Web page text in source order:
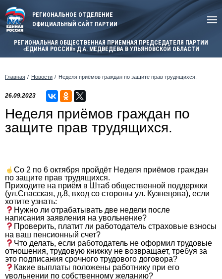
РЕГИОНАЛЬНОЕ ОТДЕЛЕНИЕ
ОФИЦИАЛЬНЫЙ САЙТ ПАРТИИ
РЕГИОНАЛЬНАЯ ОБЩЕСТВЕННАЯ ПРИЕМНАЯ ПРЕДСЕДАТЕЛЯ ПАРТИИ
«ЕДИНАЯ РОССИЯ» Д.А. МЕДВЕДЕВА В УЛЬЯНОВСКОЙ ОБЛАСТИ
Главная Новости Неделя приёмов граждан по защите прав трудящихся.
26.09.2023
Неделя приёмов граждан по
защите прав трудящихся.
Со 2 по 6 октября пройдёт Неделя приёмов граждан
по защите прав трудящихся.
Приходите на приём в Штаб общественной поддержки
(ул.Спасская, д.8, вход со стороны ул. Кузнецова), если
хотите узнать:
Нужно ли отрабатывать две недели после
написания заявления на увольнение?
Проверить, платит ли работодатель страховые взносы
на ваш пенсионный счет?
Что делать, если работодатель не оформил трудовые
отношения, трудовую книжку не возвращает, требуя за
это подписания срочного трудового договора?
Какие выплаты положены работнику при его
увольнении по собственному желанию?